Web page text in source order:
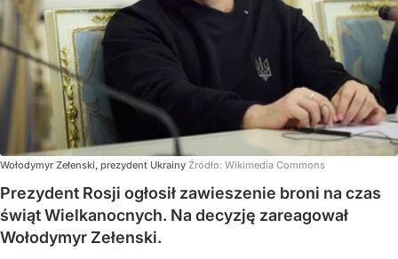
Wołodymyr Zełenski, prezydent Ukrainy Źródło: Wikimedia Commons
Prezydent Rosji ogłosił zawieszenie broni na czas
świąt Wielkanocnych. Na decyzję zareagował
Wołodymyr Zełenski.